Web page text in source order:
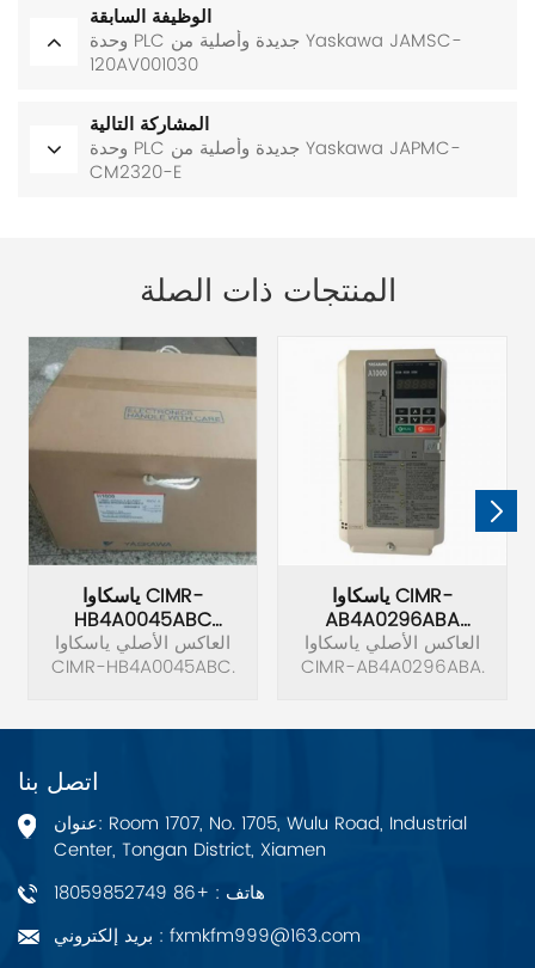
الوظيفة السابقة
وحدة PLC جديدة وأصلية من Yaskawa JAMSC-
120AV001030
المشاركة التالية
وحدة PLC جديدة وأصلية من Yaskawa JAPMC-
CM2320-E
المنتجات ذات الصلة
ياسكاوا CIMR-
HB4A0045ABC
العاكس
العاكس الأصلي ياسكاوا
CIMR-HB4A0045ABC.
ياسكاوا CIMR-
AB4A0296ABA
العاكس
العاكس الأصلي ياسكاوا
CIMR-AB4A0296ABA.
اتصل بنا
عنوان: Room 1707, No. 1705, Wulu Road, Industrial
Center, Tongan District, Xiamen
هاتف : +86 18059852749
بريد إلكتروني : fxmkfm999@163.com